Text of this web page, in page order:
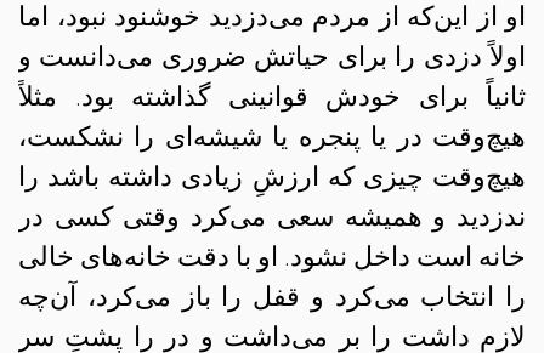
او از این‌که از مردم می‌دزدید خوشنود نبود، اما
اولاً دزدی را برای حیاتش ضروری می‌دانست و
ثانیاً برای خودش قوانینی گذاشته بود. مثلاً
هیچ‌وقت در یا پنجره یا شیشه‌ای را نشکست،
هیچ‌وقت چیزی که ارزشِ زیادی داشته باشد را
ندزدید و همیشه سعی می‌کرد وقتی کسی در
خانه است داخل نشود. او با دقت خانه‌های خالی
را انتخاب می‌کرد و قفل را باز می‌کرد، آن‌چه
لازم داشت را بر می‌داشت و در را پشتِ سر